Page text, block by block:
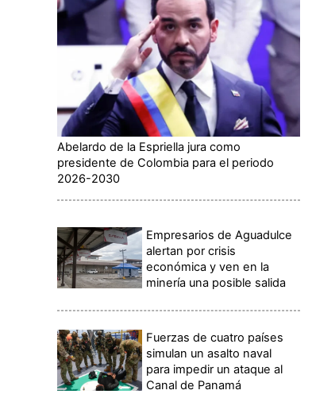
Abelardo de la Espriella jura como
presidente de Colombia para el periodo
2026-2030
Empresarios de Aguadulce
alertan por crisis
económica y ven en la
minería una posible salida
Fuerzas de cuatro países
simulan un asalto naval
para impedir un ataque al
Canal de Panamá